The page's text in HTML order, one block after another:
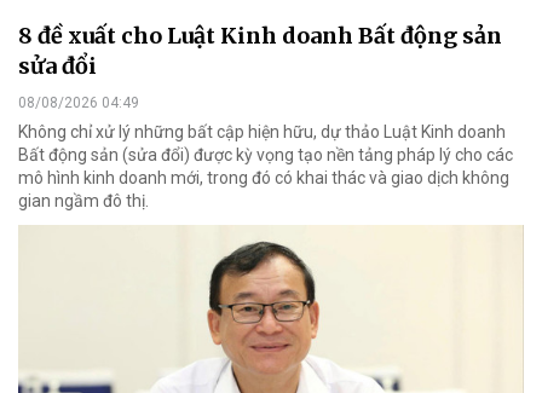
8 đề xuất cho Luật Kinh doanh Bất động sản
sửa đổi
08/08/2026 04:49
Không chỉ xử lý những bất cập hiện hữu, dự thảo Luật Kinh doanh
Bất động sản (sửa đổi) được kỳ vọng tạo nền tảng pháp lý cho các
mô hình kinh doanh mới, trong đó có khai thác và giao dịch không
gian ngầm đô thị.